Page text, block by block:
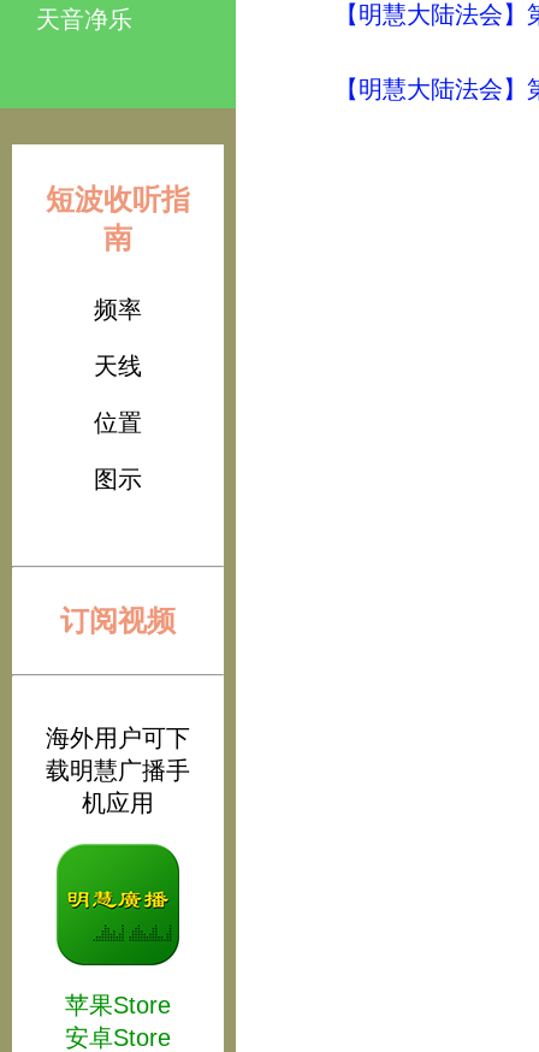
天音净乐
短波收听指
南
频率
天线
位置
图示
订阅视频
海外用户可下
载明慧广播手
机应用
苹果Store
安卓Store
【明慧大陆法会
【明慧大陆法会